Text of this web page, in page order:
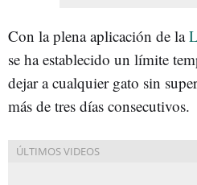
Con la plena aplicación de la
se ha establecido un límite
dejar a cualquier gato sin
más de tres días consecutivos.